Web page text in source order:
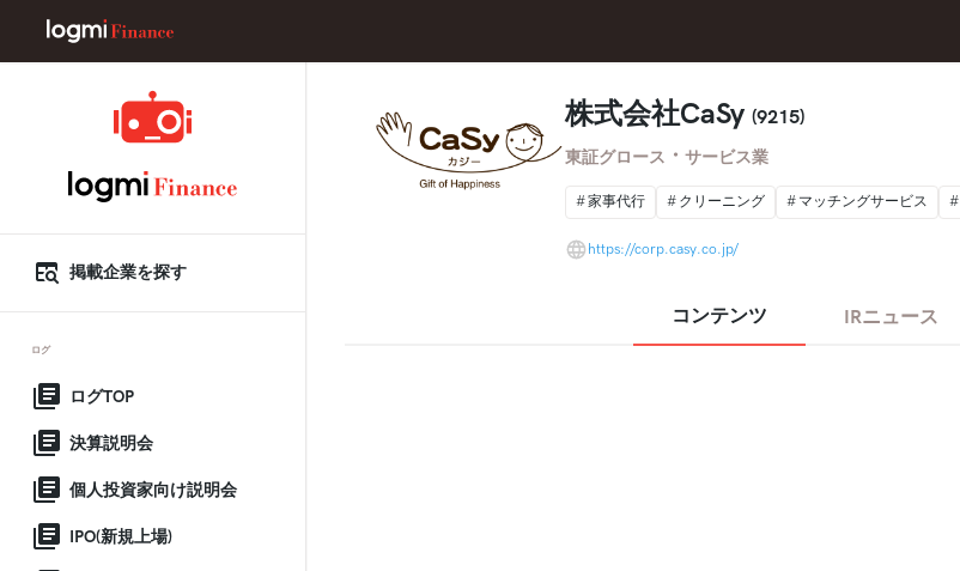
掲載企業を探す
ログ
ログTOP
決算説明会
個人投資家向け説明会
IPO(新規上場)
株式会社CaSy (9215)
東証グロース ・ サービス業
家事代行 クリーニング マッチングサービス
https://corp.casy.co.jp/
コンテンツ IRニュース